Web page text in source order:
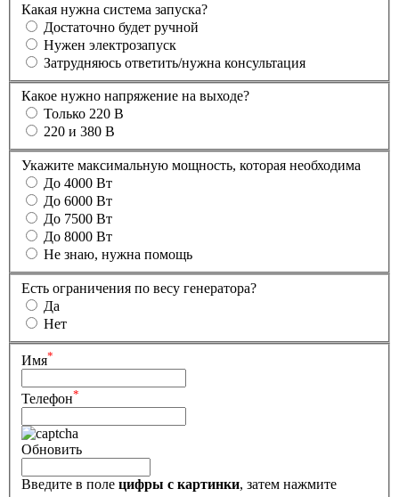
Какая нужна система запуска?
Достаточно будет ручной
Нужен электрозапуск
Затрудняюсь ответить/нужна консультация
Какое нужно напряжение на выходе?
Только 220 В
220 и 380 В
Укажите максимальную мощность, которая необходима
До 4000 Вт
До 6000 Вт
До 7500 Вт
До 8000 Вт
Не знаю, нужна помощь
Есть ограничения по весу генератора?
Да
Нет
Имя*
Телефон*
Обновить
Введите в поле цифры c картинки, затем нажмите